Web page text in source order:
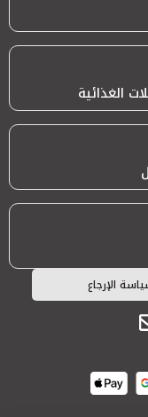
الغذائية
الإرجاع